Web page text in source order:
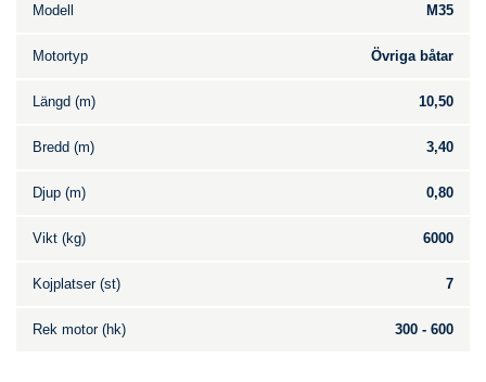
Modell M35
Motortyp Övriga båtar
Längd (m) 10,50
Bredd (m) 3,40
Djup (m) 0,80
Vikt (kg) 6000
Kojplatser (st) 7
Rek motor (hk) 300 - 600